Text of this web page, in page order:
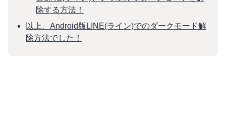
除する方法！
以上、Android版LINE(ライン)でのダークモード解
除方法でした！